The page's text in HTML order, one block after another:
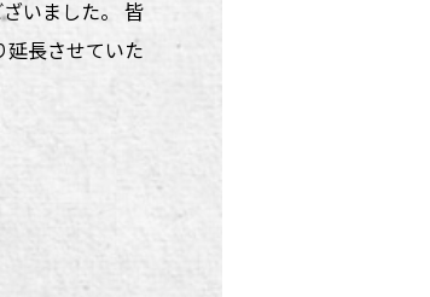
いました。 皆
長させていた